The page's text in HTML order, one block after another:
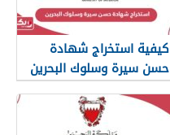
كيفية استخراج شهادة
حسن سيرة وسلوك البحرين
2026